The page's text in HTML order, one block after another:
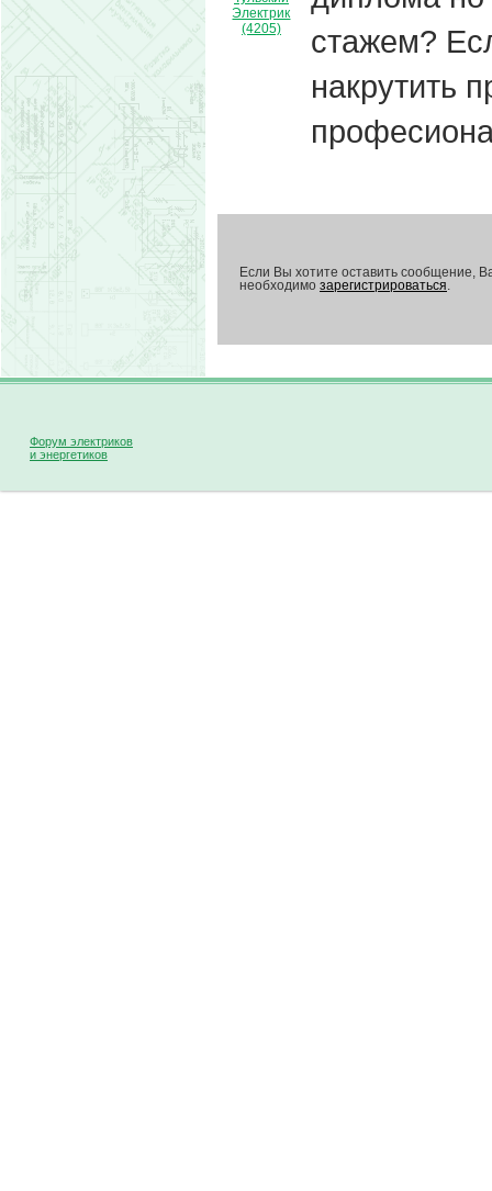
Электрик
(4205)
стажем?
накрутить
Если Вы хотите оставить сообщение,
необходимо зарегистрироваться.
Форум электриков
и энергетиков